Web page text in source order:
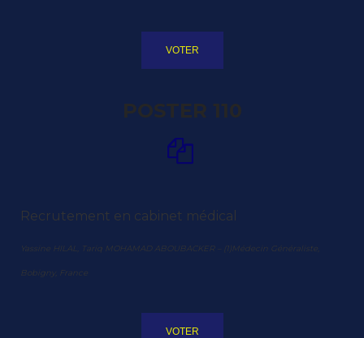
VOTER
POSTER 110
Recrutement en cabinet médical
Yassine HILAL, Tariq MOHAMAD ABOUBACKER – (1)Médecin Généraliste,
Bobigny, France
VOTER